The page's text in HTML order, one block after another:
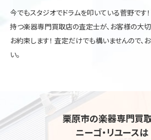
今でもスタジオでドラムを叩いている菅野です
持つ楽器専門買取店の査定士が、お客様の大
お約束します！ 査定だけでも構いませんので、
い。
栗原市の楽器専門買
ニーゴ・リユースは